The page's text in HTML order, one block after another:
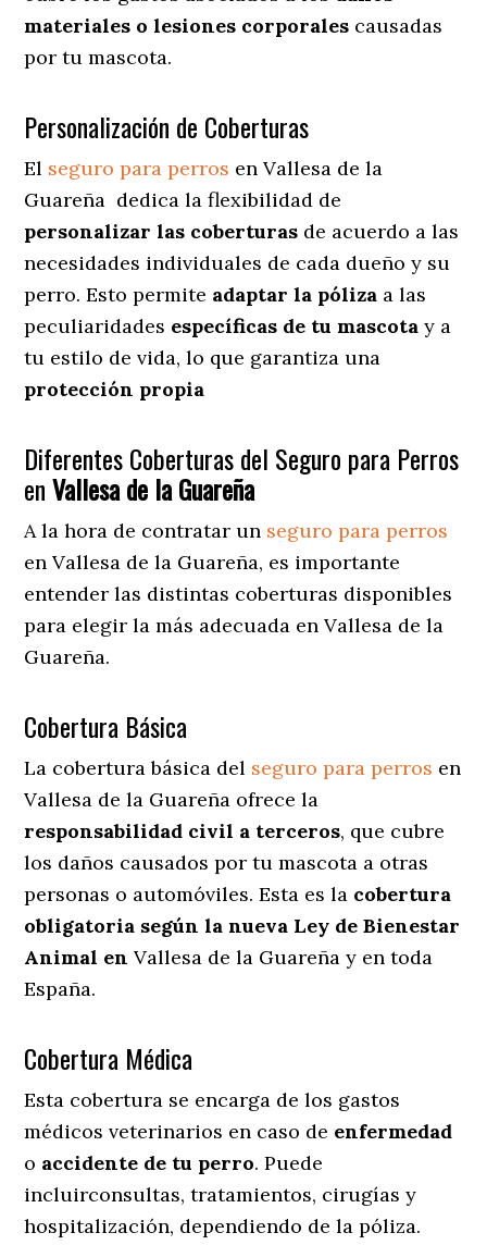
materiales o lesiones corporales causadas
por tu mascota.
Personalización de Coberturas
El seguro para perros en Vallesa de la
Guareña dedica la flexibilidad de
personalizar las coberturas de acuerdo a las
necesidades individuales de cada dueño y su
perro. Esto permite adaptar la póliza a las
peculiaridades específicas de tu mascota y a
tu estilo de vida, lo que garantiza una
protección propia
Diferentes Coberturas del Seguro para Perros
en Vallesa de la Guareña
A la hora de contratar un seguro para perros
en Vallesa de la Guareña, es importante
entender las distintas coberturas disponibles
para elegir la más adecuada en Vallesa de la
Guareña.
Cobertura Básica
La cobertura básica del seguro para perros en
Vallesa de la Guareña ofrece la
responsabilidad civil a terceros, que cubre
los daños causados por tu mascota a otras
personas o automóviles. Esta es la cobertura
obligatoria según la nueva Ley de Bienestar
Animal enVallesa de la Guareña y en toda
España.
Cobertura Médica
Esta cobertura se encarga de los gastos
médicos veterinarios en caso de enfermedad
o accidente de tu perro. Puede
incluirconsultas, tratamientos, cirugías y
hospitalización, dependiendo de la póliza.